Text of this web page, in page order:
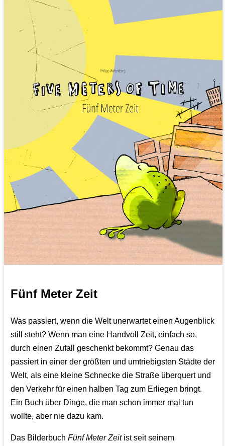
Fünf Meter Zeit
Was passiert, wenn die Welt unerwartet einen Augenblick
still steht? Wenn man eine Handvoll Zeit, einfach so,
durch einen Zufall geschenkt bekommt? Genau das
passiert in einer der größten und umtriebigsten Städte der
Welt, als eine kleine Schnecke die Straße überquert und
den Verkehr für einen halben Tag zum Erliegen bringt.
Ein Buch über Dinge, die man schon immer mal tun
wollte, aber nie dazu kam.
Das BilderbuchFünf Meter Zeitist seit seinem